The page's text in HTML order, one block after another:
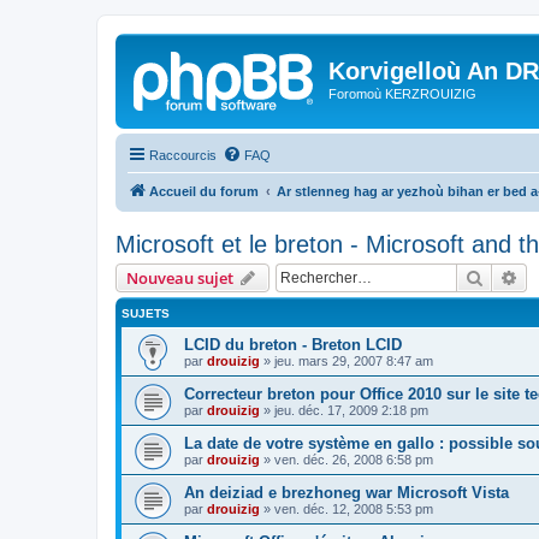
Korvigelloù An
Foromoù KERZROUIZIG
Raccourcis FAQ
Accueil du forum Ar stlenneg hag ar yezhoù bihan er bed
Microsoft et le breton - Microsoft and
Nouveau sujet
SUJETS
LCID du breton - Breton LCID
par drouizig » jeu. mars 29, 2007 8:47 am
Correcteur breton pour Office 2010 sur le site
par drouizig » jeu. déc. 17, 2009 2:18 pm
La date de votre système en gallo : possible
par drouizig » ven. déc. 26, 2008 6:58 pm
An deiziad e brezhoneg war Microsoft Vista
par drouizig » ven. déc. 12, 2008 5:53 pm